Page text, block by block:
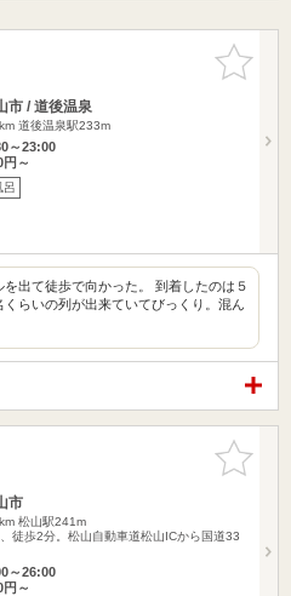
お気に入
りに追加
市 / 道後温泉
道後温泉駅233m
～23:00
円～
呂
出て徒歩で向かった。 到着したのは５
らいの列が出来ていてびっくり。混ん
お気に入
りに追加
市
松山駅241m
徒歩2分。松山自動車道松山ICから国道33
～26:00
円～